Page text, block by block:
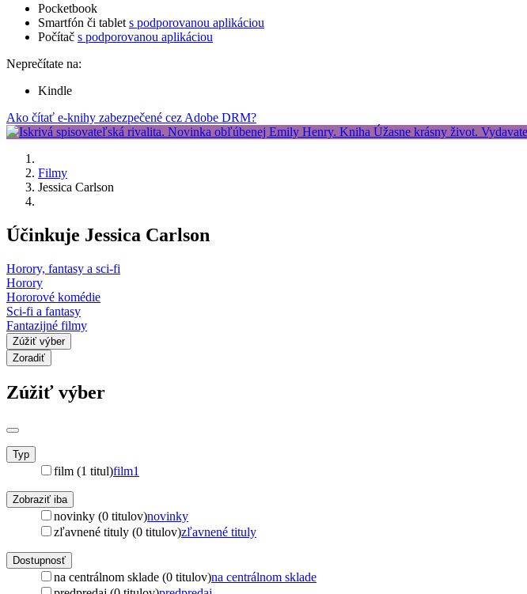
Pocketbook
Smartfón či tablet s podporovanou aplikáciou
Počítač s podporovanou aplikáciou
Neprečítate na:
Kindle
Ako čítať e-knihy zabezpečené cez Adobe DRM?
Filmy
Jessica Carlson
Účinkuje Jessica Carlson
Horory, fantasy a sci-fi
Horory
Hororové komédie
Sci-fi a fantasy
Fantazijné filmy
Zúžiť výber
Zoradiť
Zúžiť výber
Typ
film (1 titul)film1
Zobraziť iba
novinky (0 titulov)novinky
zľavnené tituly (0 titulov)zľavnené tituly
Dostupnosť
na centrálnom sklade (0 titulov)na centrálnom sklade